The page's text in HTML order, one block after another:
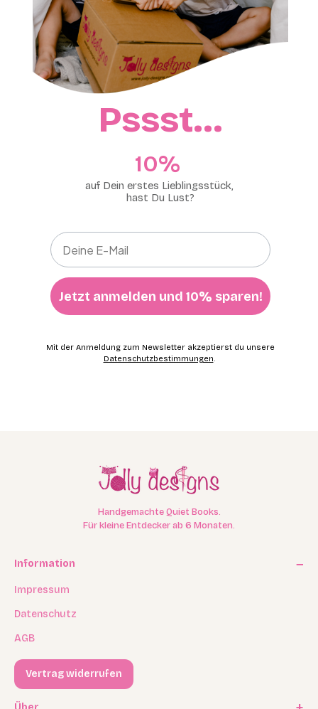
Pssst…
10%​
auf Dein erstes Lieblingsstück,
hast Du Lust?
Jetzt anmelden und 10% sparen!
Mit der Anmeldung zum Newsletter akzeptierst du unsere
Datenschutzbestimmungen.
Handgemachte Quiet Books.
Für kleine Entdecker ab 6 Monaten.
Information
Impressum
Datenschutz
AGB
Vertrag widerrufen